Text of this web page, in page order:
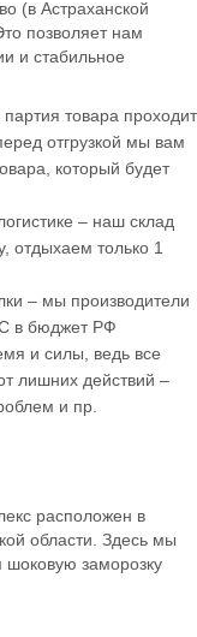
(в Астраханской
позволяет нам
и стабильное
товара проходит
отгрузкой мы вам
который будет
– наш склад
отдыхаем только 1
– мы производители
в бюджет РФ
и силы, ведь все
лишних действий –
и пр.
расположен в
области. Здесь мы
заморозку